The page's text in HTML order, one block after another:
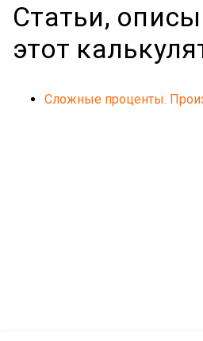
Статьи,
этот
Сложные проценты.